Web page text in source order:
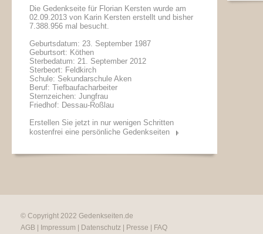
Die Gedenkseite für Florian Kersten wurde am
02.09.2013 von Karin Kersten erstellt und bisher
7.388.956 mal besucht.
Geburtsdatum: 23. September 1987
Geburtsort: Köthen
Sterbedatum: 21. September 2012
Sterbeort: Feldkirch
Schule: Sekundarschule Aken
Beruf: Tiefbaufacharbeiter
Sternzeichen: Jungfrau
Friedhof: Dessau-Roßlau
Erstellen Sie jetzt in nur wenigen Schritten
kostenfrei eine persönliche Gedenkseiten
© Copyright 2022 Gedenkseiten.de
AGB
Impressum Datenschutz Presse
FAQ